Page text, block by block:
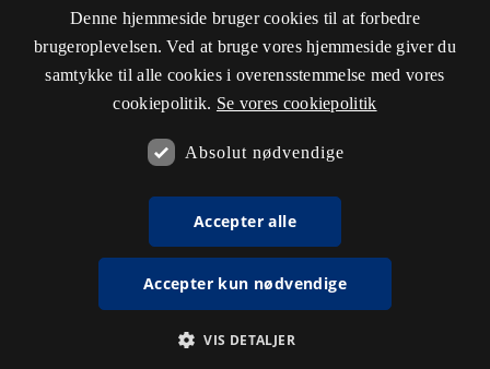
Denne hjemmeside bruger cookies til at forbedre
brugeroplevelsen. Ved at bruge vores hjemmeside giver du
samtykke til alle cookies i overensstemmelse med vores
cookiepolitik. Se vores cookiepolitik
Absolut nødvendige
Accepter alle
Accepter kun nødvendige
VIS DETALJER